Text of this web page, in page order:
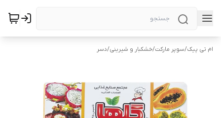
ام تی پیک/سوپر مارکت/خشکبار و شیرینی/دسر